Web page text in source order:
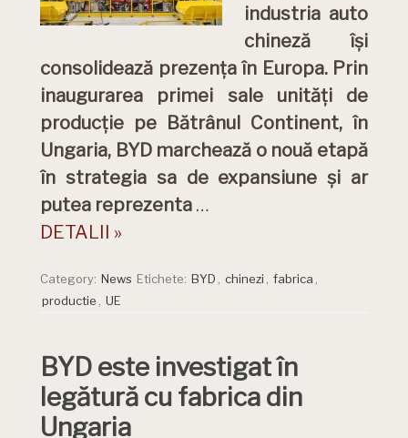
industria auto
chineză își
consolidează prezența în Europa. Prin
inaugurarea primei sale unități de
producție pe Bătrânul Continent, în
Ungaria, BYD marchează o nouă etapă
în strategia sa de expansiune și ar
putea reprezenta …
DETALII »
Category: News Etichete: BYD chinezi fabrica
productie
UE
BYD este investigat în
legătură cu fabrica din
Ungaria